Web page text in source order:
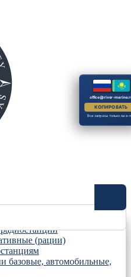
(рации)
базовые, автомобильные,
office@river-
КОПИРОВАТЬ
Все запросы только на e-